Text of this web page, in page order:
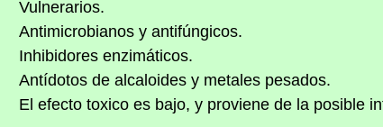
Vulnerarios.
Antimicrobianos y antifúngicos.
Inhibidores enzimáticos.
Antídotos de alcaloides y metales pesados.
El efecto toxico es bajo, y proviene de la posible